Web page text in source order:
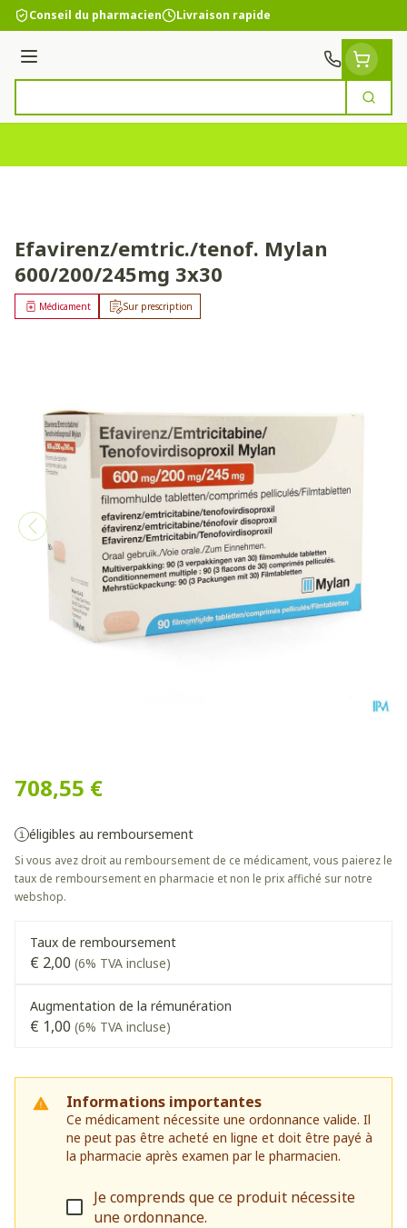
Aller au contenu
Conseil du pharmacien Livraison rapide
Menu
Efavirenz/emtric./tenof. Mylan
600/200/245mg 3x30
Sur prescription
Médicament
708,55 €
éligibles au remboursement
Si vous avez droit au remboursement de ce médicament, vous paierez le
taux de remboursement en pharmacie et non le prix affiché sur notre
webshop.
Taux de remboursement
€ 2,00 (6% TVA incluse)
Augmentation de la rémunération
€ 1,00 (6% TVA incluse)
Informations importantes
Ce médicament nécessite une ordonnance valide. Il
ne peut pas être acheté en ligne et doit être payé à
la pharmacie après examen par le pharmacien.
Je comprends que ce produit nécessite
une ordonnance.